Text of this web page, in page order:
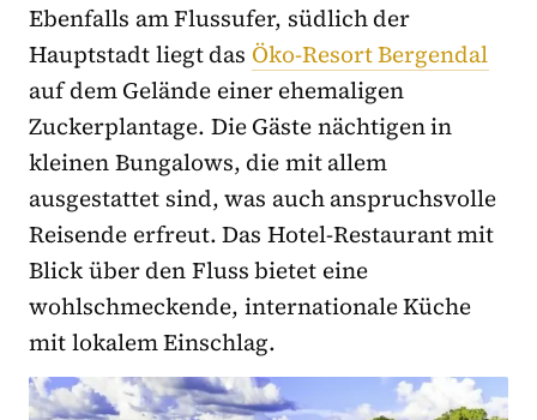
Ebenfalls am Flussufer, südlich der
Hauptstadt liegt das Öko-Resort Bergendal
auf dem Gelände einer ehemaligen
Zuckerplantage. Die Gäste nächtigen in
kleinen Bungalows, die mit allem
ausgestattet sind, was auch anspruchsvolle
Reisende erfreut. Das Hotel-Restaurant mit
Blick über den Fluss bietet eine
wohlschmeckende, internationale Küche
mit lokalem Einschlag.